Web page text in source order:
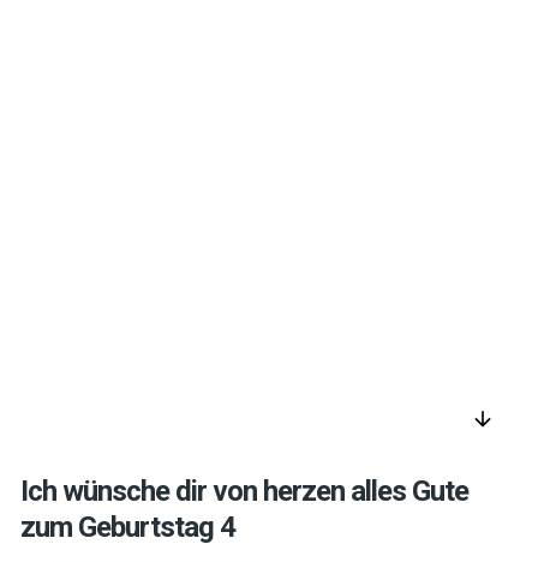
arrow_downward
Ich wünsche dir von herzen alles Gute
zum Geburtstag 4